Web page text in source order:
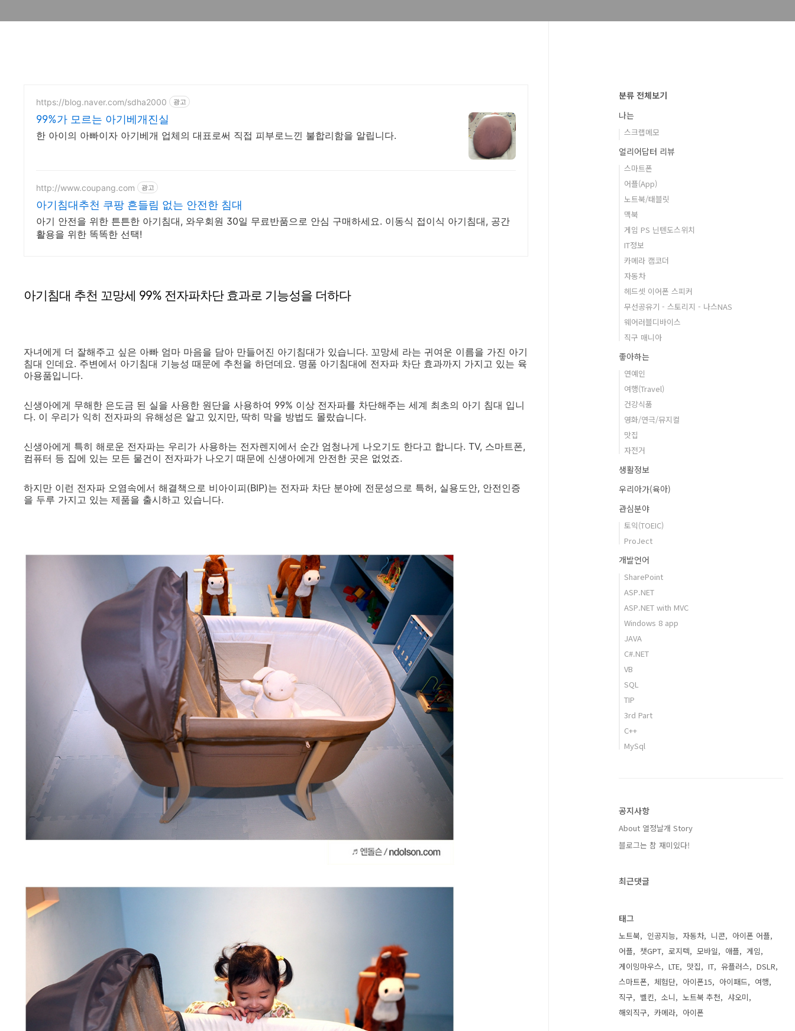
https://blog.naver.com/sdha2000 광고
99%가 모르는 아기베개진실
한 아이의 아빠이자 아기베개 업체의 대표로써 직접 피부로느낀 불합리함을 알립니다.
http://www.coupang.com 광고
아기침대추천 쿠팡 흔들림 없는 안전한 침대
아기 안전을 위한 튼튼한 아기침대, 와우회원 30일 무료반품으로 안심 구매하세요. 이동식 접이식 아기침대, 공간
활용을 위한 똑똑한 선택!
아기침대 추천 꼬망세 99% 전자파차단 효과로 기능성을 더하다
자녀에게 더 잘해주고 싶은 아빠 엄마 마음을 담아 만들어진 아기침대가 있습니다. 꼬망세 라는 귀여운 이름을 가진 아기
침대 인데요. 주변에서 아기침대 기능성 때문에 추천을 하던데요. 명품 아기침대에 전자파 차단 효과까지 가지고 있는 육
아용품입니다.
신생아에게 무해한 은도금 된 실을 사용한 원단을 사용하여 99% 이상 전자파를 차단해주는 세계 최초의 아기 침대 입니
다. 이 우리가 익히 전자파의 유해성은 알고 있지만, 딱히 막을 방법도 몰랐습니다.
신생아에게 특히 해로운 전자파는 우리가 사용하는 전자렌지에서 순간 엄청나게 나오기도 한다고 합니다. TV, 스마트폰,
컴퓨터 등 집에 있는 모든 물건이 전자파가 나오기 때문에 신생아에게 안전한 곳은 없었죠.
하지만 이런 전자파 오염속에서 해결책으로 비아이피(BIP)는 전자파 차단 분야에 전문성으로 특허, 실용도안, 안전인증
을 두루 가지고 있는 제품을 출시하고 있습니다.
분류 전체보기
나는
스크랩메모
얼리어답터 리뷰
스마트폰
어플(App)
노트북/태블릿
맥북
게임 PS 닌텐도스위치
IT정보
카메라 캠코더
자동차
헤드셋 이어폰 스피커
무선공유기 - 스토리지 - 나스NAS
웨어러블디바이스
직구 매니아
좋아하는
연예인
여행(Travel)
건강식품
영화/연극/뮤지컬
맛집
자전거
생활정보
우리아가(육아)
관심분야
토익(TOEIC)
ProJect
개발언어
SharePoint
ASP.NET
ASP.NET with MVC
Windows 8 app
JAVA
C#.NET
VB
SQL
TIP
3rd Part
C++
MySql
공지사항
About 열정날개 Story
블로그는 참 재미있다!
최근댓글
태그
노트북 인공지능 자동차 니콘
아이폰 어플
어플
챗GPT 로지텍 모바일 애플
게임
게이밍마우스
LTE 맛집 IT 유플러스
DSLR
스마트폰
체험단 아이폰15 아이패드
여행
직구
벨킨 소니 노트북 추천
샤오미
해외직구
카메라 아이폰